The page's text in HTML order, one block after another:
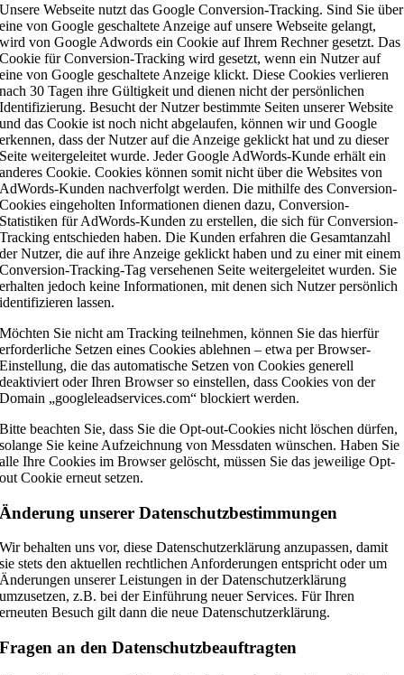
Unsere Webseite nutzt das Google Conversion-Tracking. Sind Sie über
eine von Google geschaltete Anzeige auf unsere Webseite gelangt,
wird von Google Adwords ein Cookie auf Ihrem Rechner gesetzt. Das
Cookie für Conversion-Tracking wird gesetzt, wenn ein Nutzer auf
eine von Google geschaltete Anzeige klickt. Diese Cookies verlieren
nach 30 Tagen ihre Gültigkeit und dienen nicht der persönlichen
Identifizierung. Besucht der Nutzer bestimmte Seiten unserer Website
und das Cookie ist noch nicht abgelaufen, können wir und Google
erkennen, dass der Nutzer auf die Anzeige geklickt hat und zu dieser
Seite weitergeleitet wurde. Jeder Google AdWords-Kunde erhält ein
anderes Cookie. Cookies können somit nicht über die Websites von
AdWords-Kunden nachverfolgt werden. Die mithilfe des Conversion-
Cookies eingeholten Informationen dienen dazu, Conversion-
Statistiken für AdWords-Kunden zu erstellen, die sich für Conversion-
Tracking entschieden haben. Die Kunden erfahren die Gesamtanzahl
der Nutzer, die auf ihre Anzeige geklickt haben und zu einer mit einem
Conversion-Tracking-Tag versehenen Seite weitergeleitet wurden. Sie
erhalten jedoch keine Informationen, mit denen sich Nutzer persönlich
identifizieren lassen.
Möchten Sie nicht am Tracking teilnehmen, können Sie das hierfür
erforderliche Setzen eines Cookies ablehnen – etwa per Browser-
Einstellung, die das automatische Setzen von Cookies generell
deaktiviert oder Ihren Browser so einstellen, dass Cookies von der
Domain „googleleadservices.com“ blockiert werden.
Bitte beachten Sie, dass Sie die Opt-out-Cookies nicht löschen dürfen,
solange Sie keine Aufzeichnung von Messdaten wünschen. Haben Sie
alle Ihre Cookies im Browser gelöscht, müssen Sie das jeweilige Opt-
out Cookie erneut setzen.
Änderung unserer Datenschutzbestimmungen
Wir behalten uns vor, diese Datenschutzerklärung anzupassen, damit
sie stets den aktuellen rechtlichen Anforderungen entspricht oder um
Änderungen unserer Leistungen in der Datenschutzerklärung
umzusetzen, z.B. bei der Einführung neuer Services. Für Ihren
erneuten Besuch gilt dann die neue Datenschutzerklärung.
Fragen an den Datenschutzbeauftragten